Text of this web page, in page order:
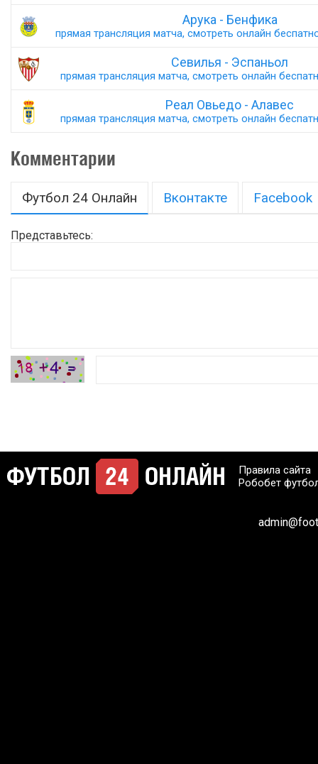
Арука - Бенфика
прямая трансляция матча, смотреть онлайн
Севилья - Эспаньол
прямая трансляция матча, смотреть онлайн
Реал Овьедо - Алавес
прямая трансляция матча, смотреть онлайн
Комментарии
Футбол 24 Онлайн Вконтакте Facebook
Представьтесь:
Правила сайта
Робобет